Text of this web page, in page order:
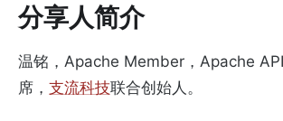
分享人简介
温铭，Apache Member，Apache
席， 支流科技联合创始人。